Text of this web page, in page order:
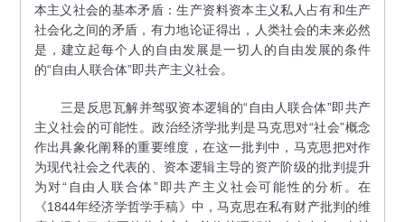
本主义社会的基本矛盾：生产资料资本主义私人占有和生产
社会化之间的矛盾，有力地论证得出，人类社会的未来必然
是，建立起每个人的自由发展是一切人的自由发展的条件
的“自由人联合体”即共产主义社会。
三是反思瓦解并驾驭资本逻辑的“自由人联合体”即共产
主义社会的可能性。政治经济学批判是马克思对“社会”概念
作出具象化阐释的重要维度，在这一批判中，马克思把对作
为现代社会之代表的、资本逻辑主导的资产阶级的批判提升
为对“自由人联合体”即共产主义社会可能性的分析。在
《1844年经济学哲学手稿》中，马克思在私有财产批判的维